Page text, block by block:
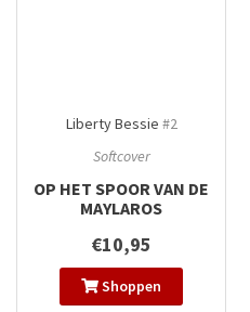
Liberty Bessie #2
Softcover
OP HET SPOOR VAN DE
MAYLAROS
€10,95
Shoppen